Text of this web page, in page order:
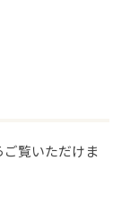
覧いただけま